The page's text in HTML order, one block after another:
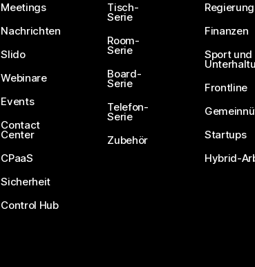
Meetings
Nachrichten
Slido
Webinare
Events
Contact
Center
CPaaS
Sicherheit
Control Hub
Tisch-
Serie
Room-
Serie
Board-
Serie
Telefon-
Serie
Zubehör
Finanzen
Sport und
Frontline
Startups
Hybrid-